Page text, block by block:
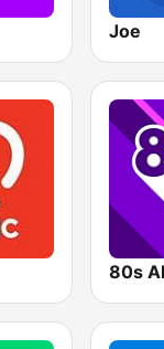
Joe
80s